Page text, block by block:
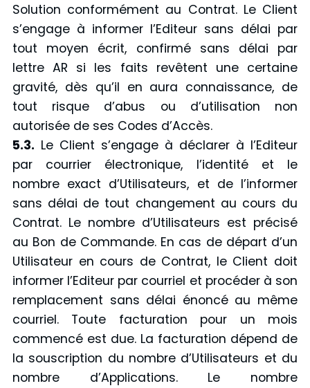
Solution conformément au Contrat. Le Client
s’engage à informer l’Editeur sans délai par
tout moyen écrit, confirmé sans délai par
lettre AR si les faits revêtent une certaine
gravité, dès qu’il en aura connaissance, de
tout risque d’abus ou d’utilisation non
autorisée de ses Codes d’Accès.
5.3. Le Client s’engage à déclarer à l’Editeur
par courrier électronique, l’identité et le
nombre exact d’Utilisateurs, et de l’informer
sans délai de tout changement au cours du
Contrat. Le nombre d’Utilisateurs est précisé
au Bon de Commande. En cas de départ d’un
Utilisateur en cours de Contrat, le Client doit
informer l’Editeur par courriel et procéder à son
remplacement sans délai énoncé au même
courriel. Toute facturation pour un mois
commencé est due. La facturation dépend de
la souscription du nombre d’Utilisateurs et du
nombre d’Applications. Le nombre